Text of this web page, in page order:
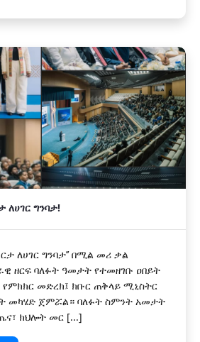
ግንባታ!
ለሀገር ግንባታ’’ በሚል መሪ ቃል
ዘርፍ ባለፉት ዓመታት የተመዘገቡ ዐበይት
መድረክ፤ ክቡር ጠቅላይ ሚኒስትር
መካሄድ ጀምሯል። ‎ባለፉት ስምንት አመታት
ክህሎት መር [...]